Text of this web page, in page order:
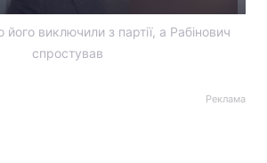
виключили з партії, а Рабінович
спростував
Реклама